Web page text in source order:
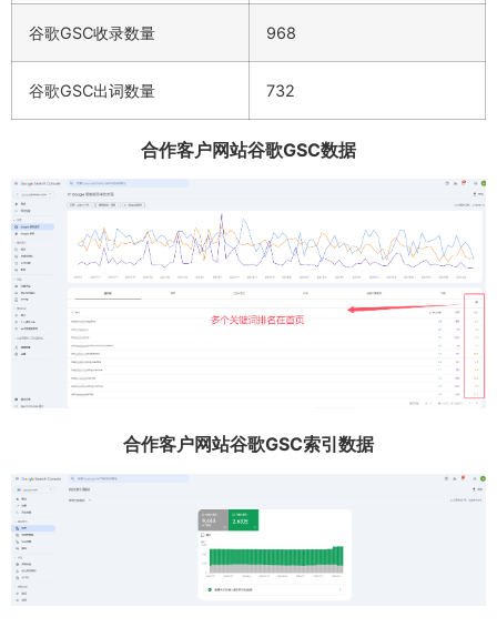
谷歌GSC收录数量 968
谷歌GSC出词数量 732
合作客户网站谷歌GSC数据
合作客户网站谷歌GSC索引数据